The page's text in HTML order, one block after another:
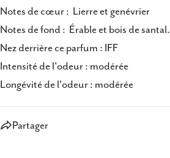
Notes de cœur : Lierre et genévrier
Notes de fond : Érable et bois de santal.
Nez derrière ce parfum : IFF
Intensité de l'odeur : modérée
Longévité de l'odeur : modérée
Partager